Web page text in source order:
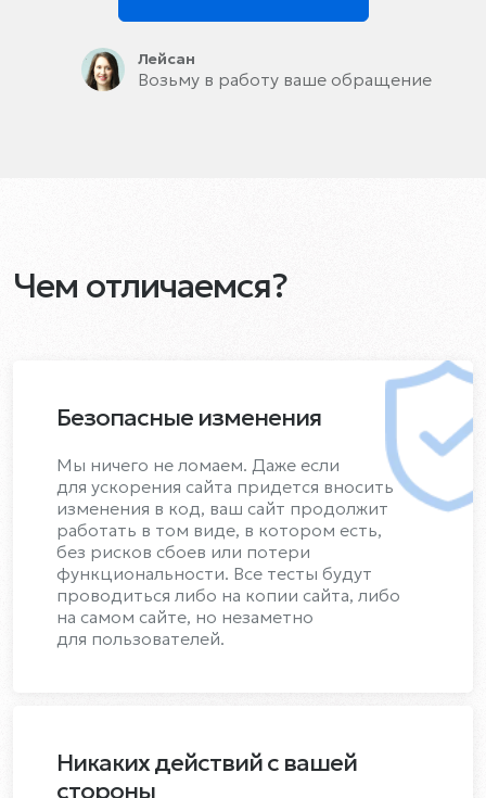
Лейсан
Возьму в работу ваше обращение
Чем отличаемся?
Безопасные изменения
Мы ничего не ломаем. Даже если
для ускорения сайта придется вносить
изменения в код, ваш сайт продолжит
работать в том виде, в котором есть,
без рисков сбоев или потери
функциональности. Все тесты будут
проводиться либо на копии сайта, либо
на самом сайте, но незаметно
для пользователей.
Никаких действий с вашей
стороны